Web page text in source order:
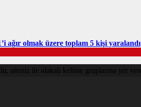
ağır olmak üzere toplam 5 kişi yaralandı
siteniz ile alakalı kelime gruplarına yer